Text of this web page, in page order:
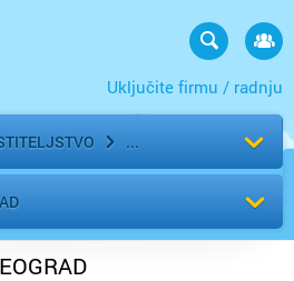
Uključite firmu / radnju